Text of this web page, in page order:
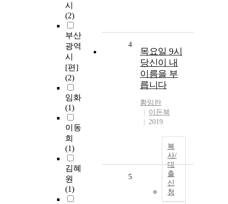
시
(2)
부산
광역
시
[편]
(2)
임화
(1)
이동
희
(1)
김혜
원
(1)
4
목요일 9시
당신이 내
이름을 부
릅니다
황임란
이든북
2019
복
사/
대
출
신
청
5